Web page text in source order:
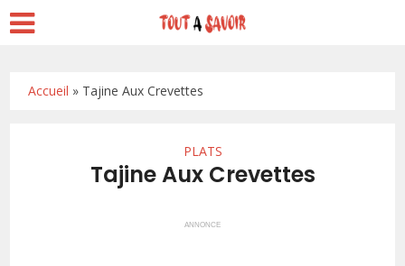
Accueil » Tajine Aux Crevettes
PLATS
Tajine Aux Crevettes
ANNONCE